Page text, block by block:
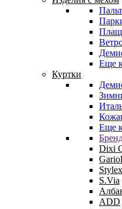
Еще
Куртки
Еще
Dixi
Stylex
S.Via
ADD